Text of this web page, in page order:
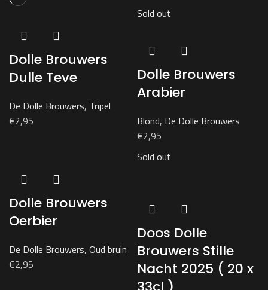
Dolle Brouwers
Dulle Teve
De Dolle Brouwers, Tripel
€2,95
Sold out
Dolle Brouwers
Arabier
Blond, De Dolle Brouwers
€2,95
Dolle Brouwers
Oerbier
De Dolle Brouwers, Oud bruin
€2,95
Sold out
Doos Dolle
Brouwers Stille
Nacht 2025 ( 20 x